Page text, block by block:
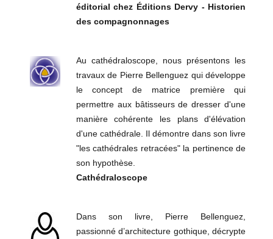
éditorial chez Éditions Dervy - Historien
des compagnonnages
Au cathédraloscope, nous présentons les
travaux de Pierre Bellenguez qui développe
le concept de matrice première qui
permettre aux bâtisseurs de dresser d'une
manière cohérente les plans d'élévation
d'une cathédrale. Il démontre dans son livre
"les cathédrales retracées" la pertinence de
son hypothèse.
Cathédraloscope
Dans son livre, Pierre Bellenguez,
passionné d’architecture gothique, décrypte